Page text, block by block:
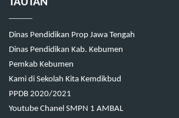
Dinas Pendidikan Prop Jawa Tengah
Dinas Pendidikan Kab. Kebumen
Pemkab Kebumen
Kami di Sekolah Kita Kemdikbud
PPDB 2020/2021
Youtube Chanel SMPN 1 AMBAL